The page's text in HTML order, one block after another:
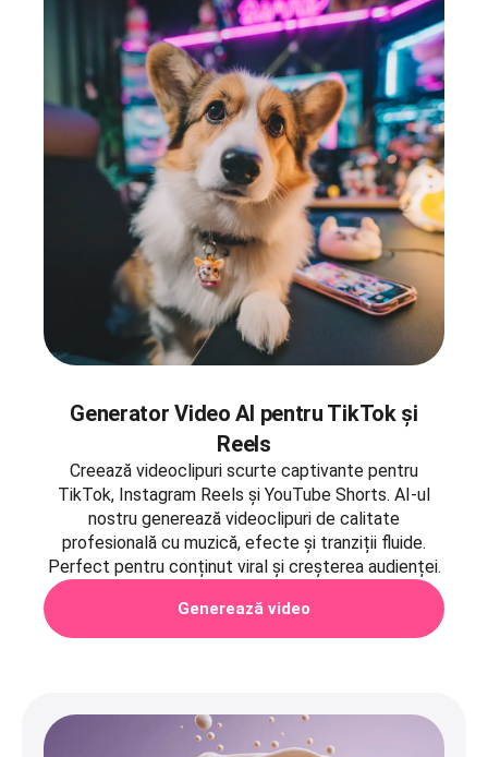
Generator Video AI pentru TikTok și
Reels
Creează videoclipuri scurte captivante pentru
TikTok, Instagram Reels și YouTube Shorts. AI-ul
nostru generează videoclipuri de calitate
profesională cu muzică, efecte și tranziții fluide.
Perfect pentru conținut viral și creșterea audienței.
Generează video